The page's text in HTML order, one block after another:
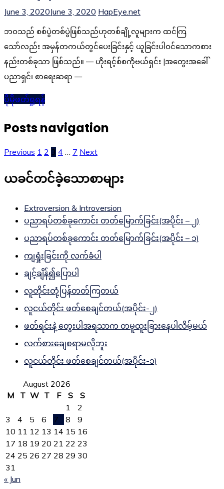
June 3, 2020June 3, 2020 HapEye.net
ဘဝသည် စစ်ပွဲတစ်ပွဲဖြစ်သည်ဟုတစ်ချို့လူများက ထင်ကြ
သော်လည်း အမှန်တကယ်တွင်ပေးခြင်းနှင့် ယူခြင်းပါဝင်သောကစား
နည်းတစ်ခုသာ ဖြစ်သည်။ — ဟိုးရင့်စ်စကိုဗယ်ရှင်း |အတွေးအခေါ်
ပညာရှင်၊ စာရေးဆရာ —
ပိုမိုဖတ်ရှုရန်
Posts navigation
Previous 1 2 3 4 7 Next
ယခင်တင်ခဲ့သောစာများ
Extroversion & Introversion
ပညာရပ်တစ်ခုကောင်း တတ်မြောက်ခြင်း(အပိုင်း – ၂)
ပညာရပ်တစ်ခုကောင်း တတ်မြောက်ခြင်း(အပိုင်း – ၁)
ကျရှုံးခြင်းကို လက်ခံပါ
ချင့်ချိန်၍ပြောပါ
လူတိုင်းတုံ့ပြန်တတ်ကြတယ်
လူငယ်တိုင်း ဖတ်စေချင်တယ်(အပိုင်း-၂)
ဖတ်ရင်းနဲ့ တွေးပါအရသာက တမူထူးခြားနေပါလိမ့်မယ်
လက်စားချေစရာမလိုဘူး
လူငယ်တိုင်း ဖတ်စေချင်တယ်(အပိုင်း-၁)
August 2026
M
T W T F S
S
1
2
3
4 5 6 7 8
9
10 11 12 13 14 15 16
17 18 19 20 21 22 23
24 25 26 27 28 29 30
31
« Jun